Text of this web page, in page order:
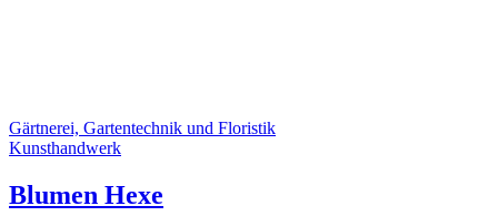
Gärtnerei, Gartentechnik und Floristik
Kunsthandwerk
Blumen Hexe